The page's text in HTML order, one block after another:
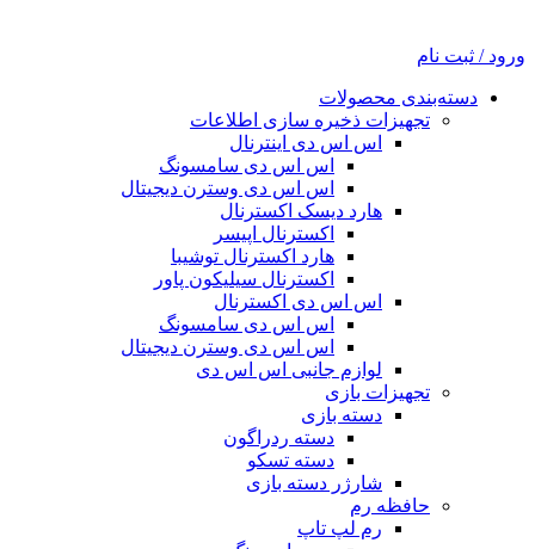
ورود / ثبت نام
دسته‌بندی محصولات
تجهیزات ذخیره سازی اطلاعات
اس اس دی اینترنال
اس اس دی سامسونگ
اس اس دی وسترن دیجیتال
هارد دیسک اکسترنال
اکسترنال اپیسر
هارد اکسترنال توشیبا
اکسترنال سیلیکون پاور
اس اس دی اکسترنال
اس اس دی سامسونگ
اس اس دی وسترن دیجیتال
لوازم جانبی اس اس دی
تجهیزات بازی
دسته بازی
دسته ردراگون
دسته تسکو
شارژر دسته بازی
حافظه رم
رم لپ تاپ